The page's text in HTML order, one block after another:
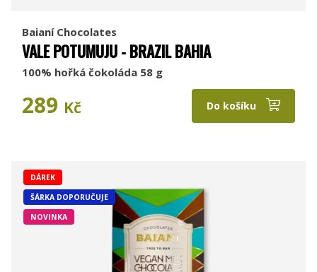
Baianí Chocolates
VALE POTUMUJU - BRAZIL BAHIA
100% hořká čokoláda 58 g
289 Kč Do košíku
DÁREK
ŠÁRKA DOPORUČUJE
NOVINKA